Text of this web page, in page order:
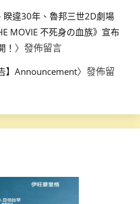
違30年、魯邦三世2D劇場
MOVIE 不死身の血族》宣布
！ 〉發佈留言
】Announcement〉發佈留